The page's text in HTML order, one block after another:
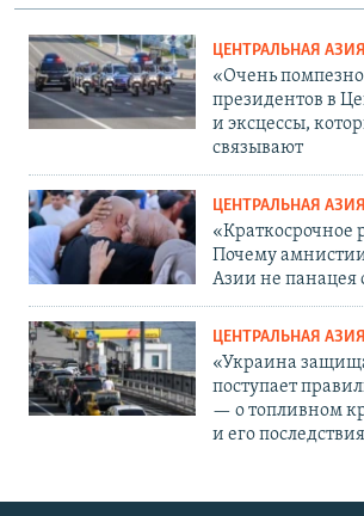
ЦЕНТРАЛЬНАЯ АЗИЯ
«Очень
президентов в
и эксцессы,
связывают
ЦЕНТРАЛЬНАЯ АЗИЯ
«Краткосрочное
Почему
Азии не панацея
ЦЕНТРАЛЬНАЯ АЗИЯ
«Украина
поступает
— о топливном
и его